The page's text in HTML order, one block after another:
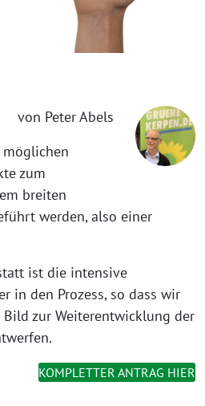
von Peter Abels
zum
breiten
werden, also einer
ist die intensive
in den Prozess, so dass wir
zur Weiterentwicklung der
KOMPLETTER ANTRAG HIER